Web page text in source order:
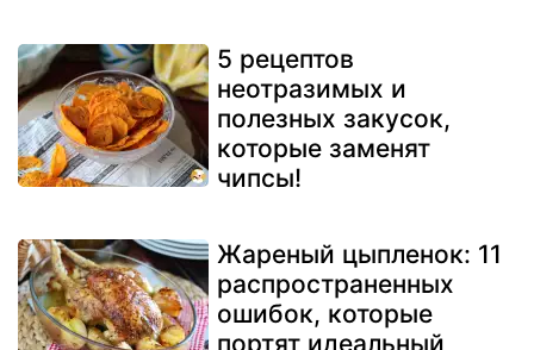
5 рецептов
неотразимых и
полезных закусок,
которые заменят
чипсы!
Жареный цыпленок: 11
распространенных
ошибок, которые
портят идеальный